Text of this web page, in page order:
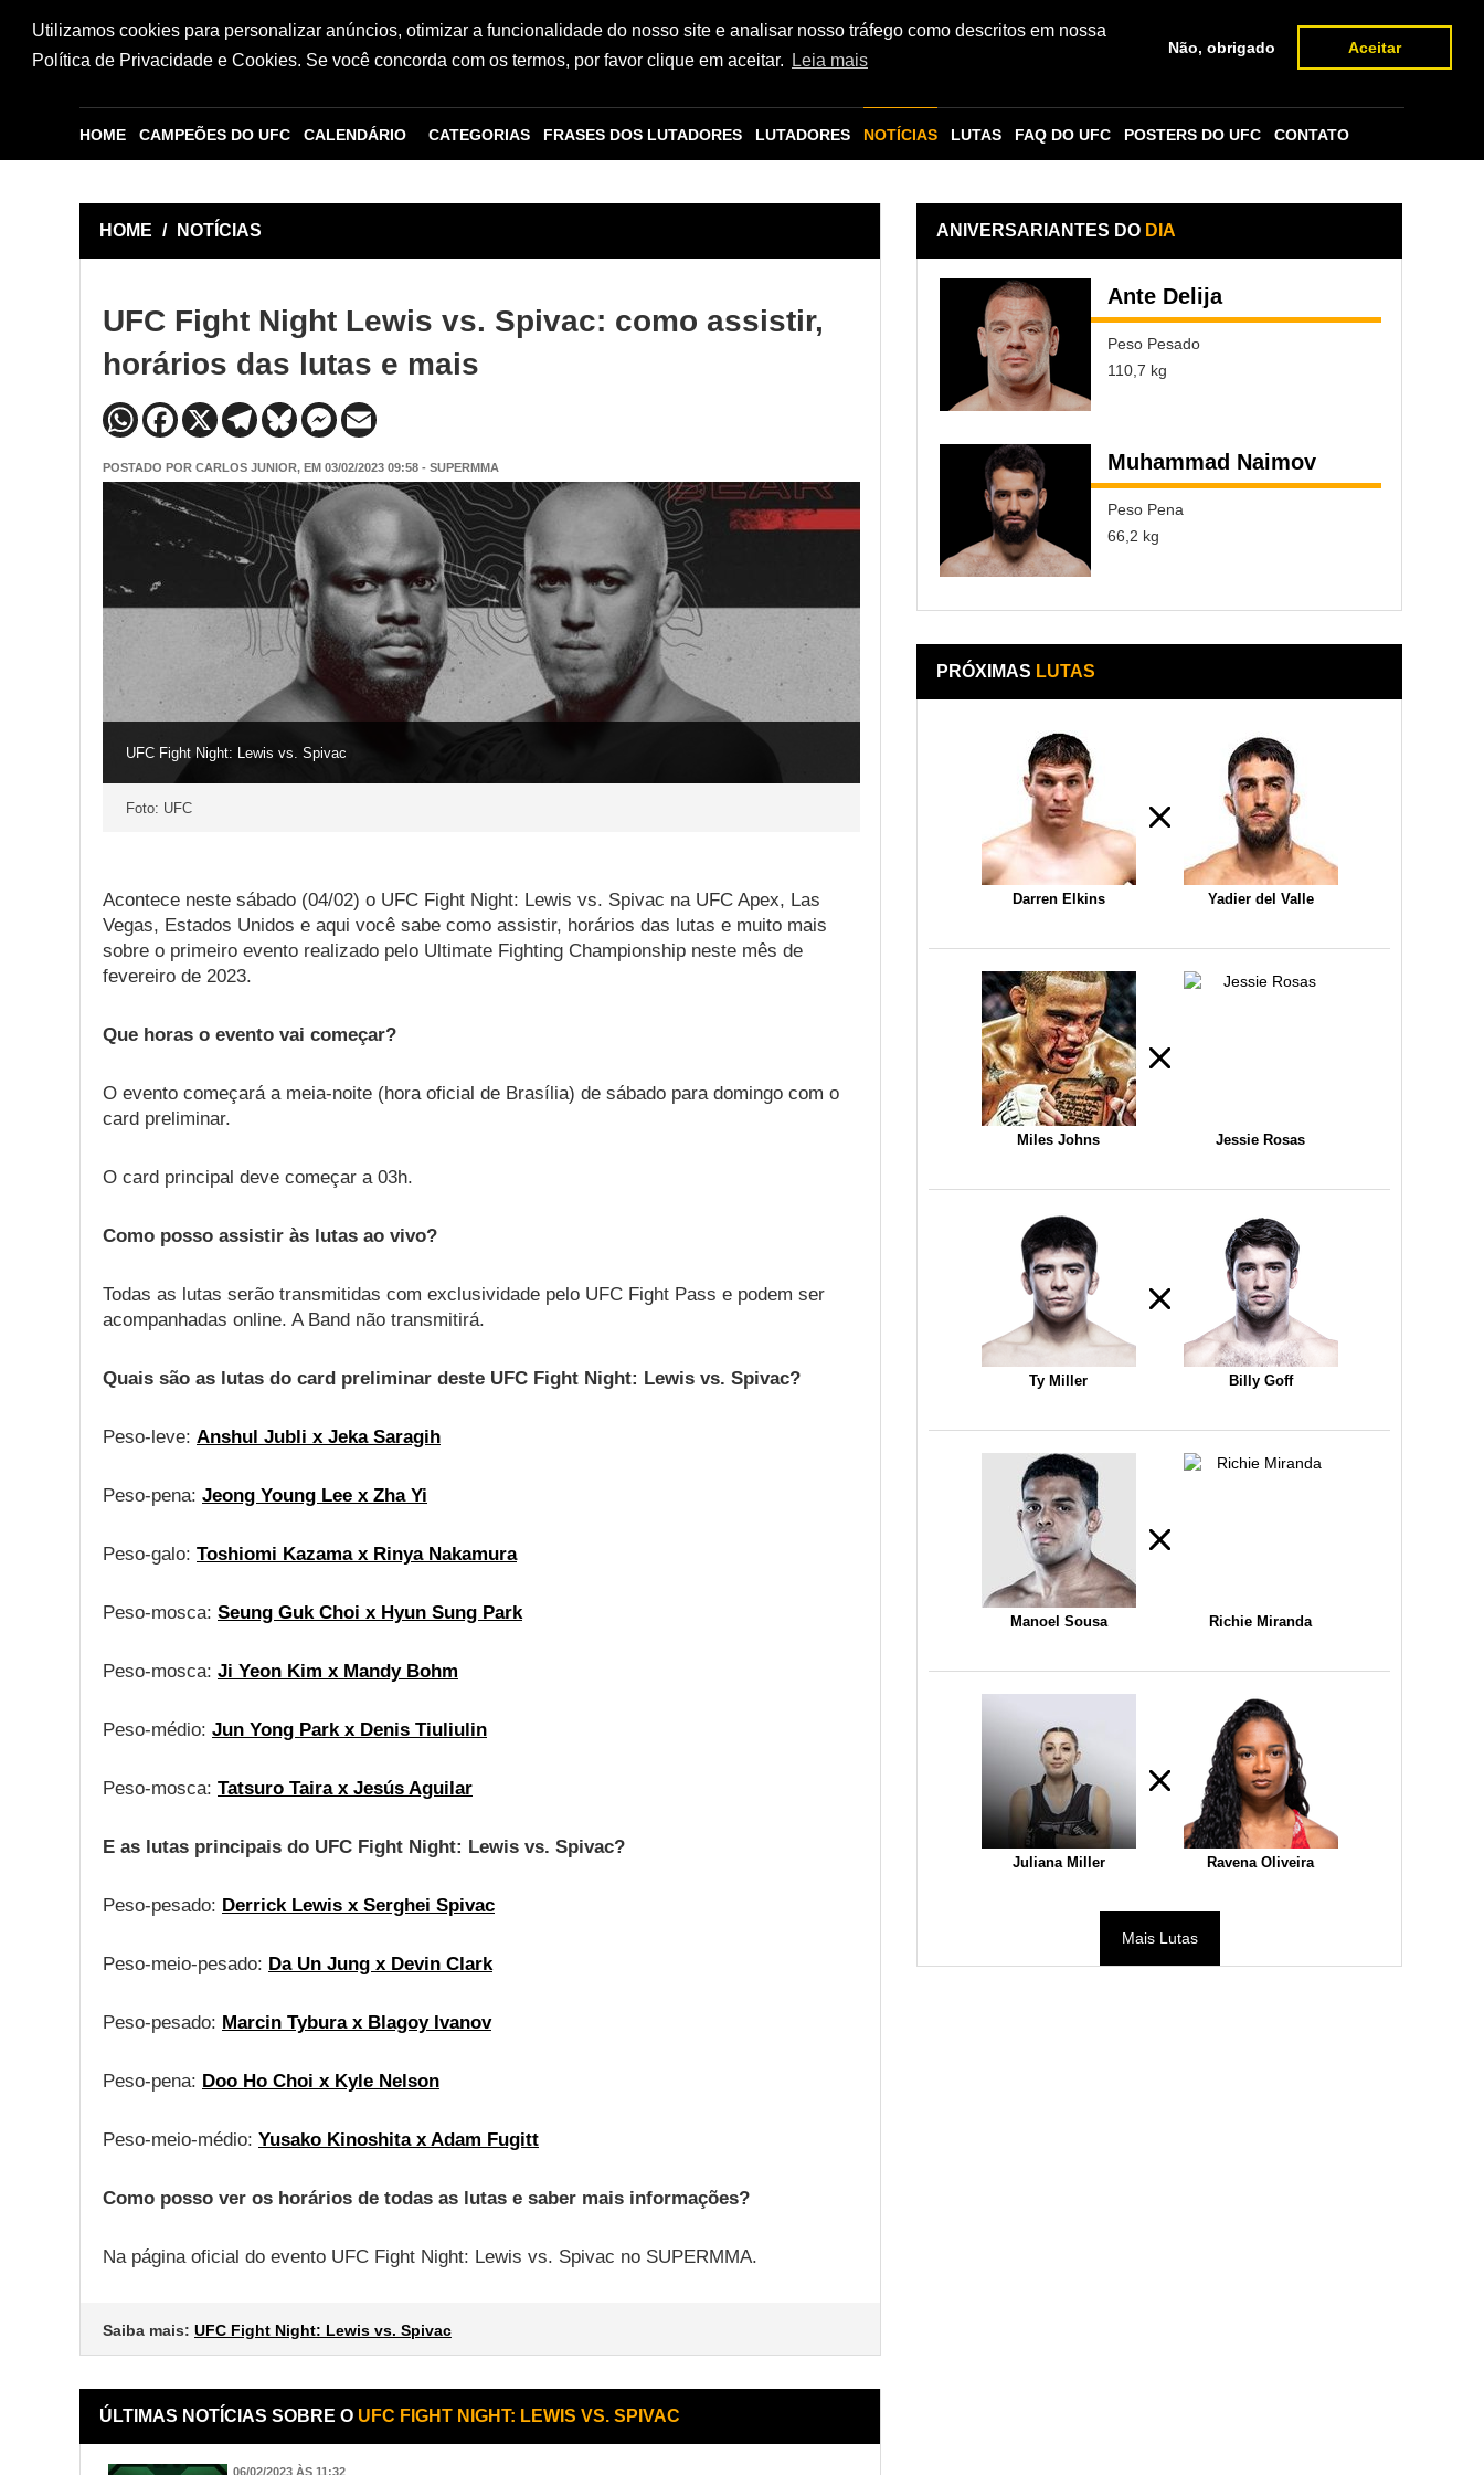
Utilizamos cookies para personalizar anúncios, otimizar a funcionalidade do nosso site e analisar nosso tráfego como descritos em nossa
Política de Privacidade e Cookies. Se você concorda com os termos, por favor clique em aceitar.
Leia mais
Não, obrigado Aceitar
HOME CAMPEÕES DO UFC CALENDÁRIO CATEGORIAS FRASES DOS LUTADORES LUTADORES NOTÍCIAS LUTAS FAQ DO UFC POSTERS DO UFC CONTATO
HOME / NOTÍCIAS
UFC Fight Night Lewis vs. Spivac: como assistir,
horários das lutas e mais
POSTADO POR CARLOS JUNIOR, EM 03/02/2023 09:58 - SUPERMMA
UFC Fight Night: Lewis vs. Spivac
Foto: UFC
Acontece neste sábado (04/02) o UFC Fight Night: Lewis vs. Spivac na UFC Apex, Las
Vegas, Estados Unidos e aqui você sabe como assistir, horários das lutas e muito mais
sobre o primeiro evento realizado pelo Ultimate Fighting Championship neste mês de
fevereiro de 2023.
Que horas o evento vai começar?
O evento começará a meia-noite (hora oficial de Brasília) de sábado para domingo com o
card preliminar.
O card principal deve começar a 03h.
Como posso assistir às lutas ao vivo?
Todas as lutas serão transmitidas com exclusividade pelo UFC Fight Pass e podem ser
acompanhadas online. A Band não transmitirá.
Quais são as lutas do card preliminar deste UFC Fight Night: Lewis vs. Spivac?
Peso-leve: Anshul Jubli x Jeka Saragih
Peso-pena: Jeong Young Lee x Zha Yi
Peso-galo: Toshiomi Kazama x Rinya Nakamura
Peso-mosca: Seung Guk Choi x Hyun Sung Park
Peso-mosca: Ji Yeon Kim x Mandy Bohm
Peso-médio: Jun Yong Park x Denis Tiuliulin
Peso-mosca: Tatsuro Taira x Jesús Aguilar
E as lutas principais do UFC Fight Night: Lewis vs. Spivac?
Peso-pesado: Derrick Lewis x Serghei Spivac
Peso-meio-pesado: Da Un Jung x Devin Clark
Peso-pesado: Marcin Tybura x Blagoy Ivanov
Peso-pena: Doo Ho Choi x Kyle Nelson
Peso-meio-médio: Yusako Kinoshita x Adam Fugitt
Como posso ver os horários de todas as lutas e saber mais informações?
Na página oficial do evento UFC Fight Night: Lewis vs. Spivac no SUPERMMA.
Saiba mais: UFC Fight Night: Lewis vs. Spivac
ÚLTIMAS NOTÍCIAS SOBRE O UFC FIGHT NIGHT: LEWIS VS. SPIVAC
06/02/2023 ÀS 11:32
ANIVERSARIANTES DO DIA
Ante Delija
Peso Pesado
110,7 kg
Muhammad Naimov
Peso Pena
66,2 kg
PRÓXIMAS LUTAS
Darren Elkins Yadier del Valle
Miles Johns Jessie Rosas
Ty Miller Billy Goff
Manoel Sousa Richie Miranda
Juliana Miller Ravena Oliveira
Mais Lutas